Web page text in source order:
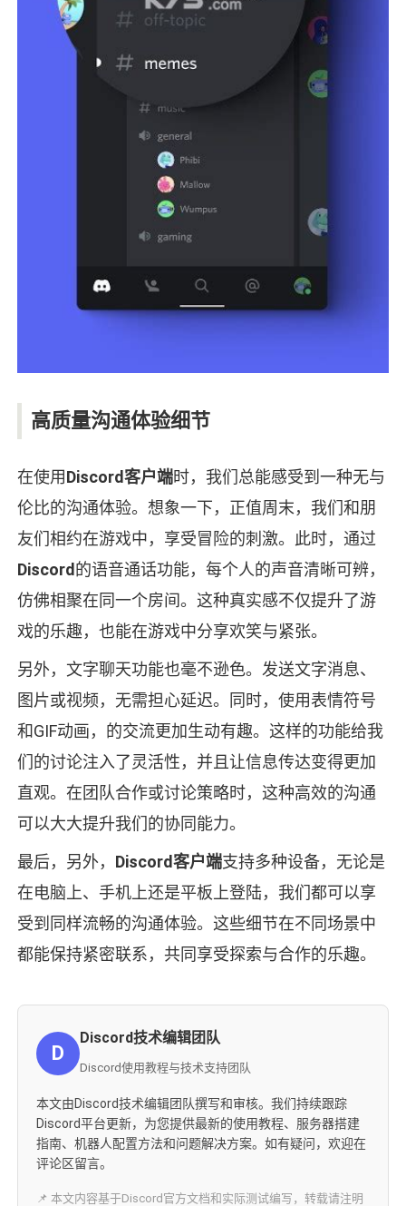
高质量沟通体验细节
在使用Discord客户端时，我们总能感受到一种无与
伦比的沟通体验。想象一下，正值周末，我们和朋
友们相约在游戏中，享受冒险的刺激。此时，通过
Discord 的语音通话功能，每个人的声音清晰可辨，
仿佛相聚在同一个房间。这种真实感不仅提升了游
戏的乐趣，也能在游戏中分享欢笑与紧张。
另外，文字聊天功能也毫不逊色。发送文字消息、
图片或视频，无需担心延迟。同时，使用表情符号
和GIF动画，的交流更加生动有趣。这样的功能给我
们的讨论注入了灵活性，并且让信息传达变得更加
直观。在团队合作或讨论策略时，这种高效的沟通
可以大大提升我们的协同能力。
最后，另外， Discord客户端支持多种设备，无论是
在电脑上、手机上还是平板上登陆，我们都可以享
受到同样流畅的沟通体验。这些细节在不同场景中
都能保持紧密联系，共同享受探索与合作的乐趣。
D
Discord技术编辑团队
Discord使用教程与技术支持团队
本文由Discord技术编辑团队撰写和审核。我们持续跟踪
Discord平台更新，为您提供最新的使用教程、服务器搭建
指南、机器人配置方法和问题解决方案。如有疑问，欢迎在
评论区留言。
📌 本文内容基于Discord官方文档和实际测试编写，转载请注明